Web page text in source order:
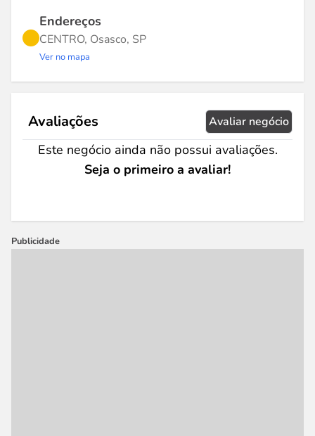
Endereços
CENTRO, Osasco, SP
Ver no mapa
Avaliações Avaliar negócio
Este negócio ainda não possui avaliações.
Seja o primeiro a avaliar!
Publicidade